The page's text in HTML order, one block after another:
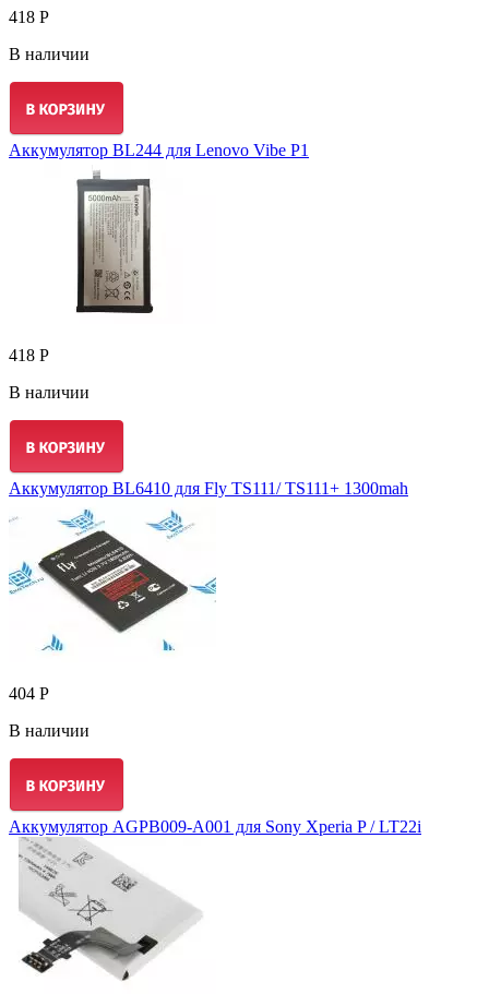
418 Р
В наличии
Аккумулятор BL244 для Lenovo Vibe P1
418 Р
В наличии
Аккумулятор BL6410 для Fly TS111/ TS111+ 1300mah
404 Р
В наличии
Аккумулятор AGPB009-A001 для Sony Xperia P / LT22i